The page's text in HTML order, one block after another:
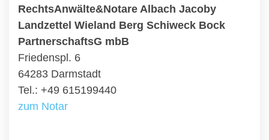
RechtsAnwälte&Notare Albach Jacoby
Landzettel Wieland Berg Schiweck Bock
PartnerschaftsG mbB
Friedenspl. 6
64283 Darmstadt
Tel.: +49 615199440
zum Notar